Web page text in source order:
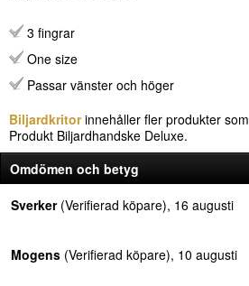
3 fingrar
One size
Passar vänster och höger
Biljardkritorinnehåller fler produkter
Produkt Biljardhandske Deluxe.
Omdömen och betyg
Sverker(Verifierad köpare), 16 augusti
Mogens (Verifierad köpare), 10 augusti